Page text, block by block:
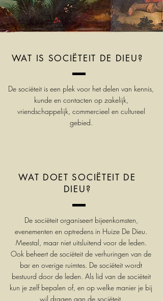
WAT IS SOCIËTEIT DE DIEU?
De sociëteit is een plek voor het delen van kennis,
kunde en contacten op zakelijk,
vriendschappelijk, commercieel en cultureel
gebied.
WAT DOET SOCIËTEIT DE
DIEU?
De sociëteit organiseert bijeenkomsten,
evenementen en optredens in Huize De Dieu.
Meestal, maar niet uitsluitend voor de leden.
Ook beheert de sociëteit de verhuringen van de
bar en overige ruimtes. De sociëteit wordt
bestuurd door de leden. Als lid van de sociëteit
kun je zelf bepalen of, en op welke manier je bij
wil dragen aan de sociëteit.